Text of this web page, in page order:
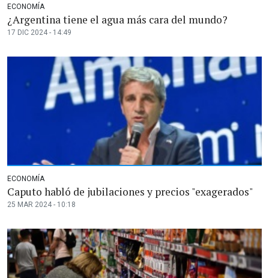
ECONOMÍA
¿Argentina tiene el agua más cara del mundo?
17 DIC 2024 - 14:49
ECONOMÍA
Caputo habló de jubilaciones y precios "exagerados"
25 MAR 2024 - 10:18